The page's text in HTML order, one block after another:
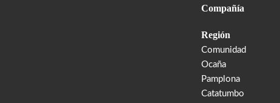
Compañía
Región
Comunidad
Ocaña
Pamplona
Catatumbo